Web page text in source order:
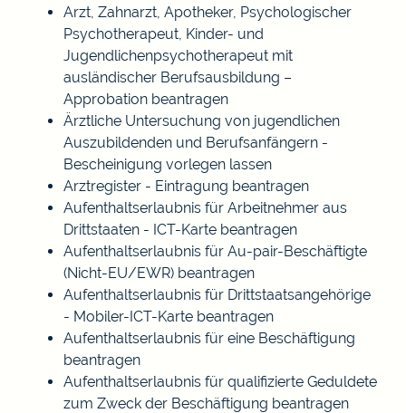
Arzt, Zahnarzt, Apotheker, Psychologischer
Psychotherapeut, Kinder- und
Jugendlichenpsychotherapeut mit
ausländischer Berufsausbildung –
Approbation beantragen
Ärztliche Untersuchung von jugendlichen
Auszubildenden und Berufsanfängern -
Bescheinigung vorlegen lassen
Arztregister - Eintragung beantragen
Aufenthaltserlaubnis für Arbeitnehmer aus
Drittstaaten - ICT-Karte beantragen
Aufenthaltserlaubnis für Au-pair-Beschäftigte
(Nicht-EU/EWR) beantragen
Aufenthaltserlaubnis für Drittstaatsangehörige
- Mobiler-ICT-Karte beantragen
Aufenthaltserlaubnis für eine Beschäftigung
beantragen
Aufenthaltserlaubnis für qualifizierte Geduldete
zum Zweck der Beschäftigung beantragen